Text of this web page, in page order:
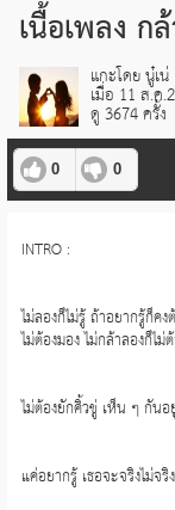
เนื้อเพลง ก
แกะโดย นู๋เน่
เมื่อ 11 ส.ค
ดู 3674 ครั้ง
0 0
INTRO :
ไม่ลองก็ไม่รู้ ถ้าอยากรู้ก็คง
ไม่ต้องมอง ไม่กล้าลองก็ไม่
ไม่ต้องยักคิ้วขู่ เห็น ๆ กันอ
แค่อยากรู้ เธอจะจริงไม่จริ